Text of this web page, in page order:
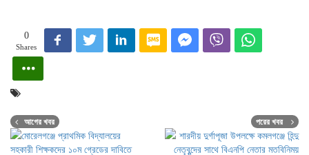
0
Shares
আগের খবর পরের খবর